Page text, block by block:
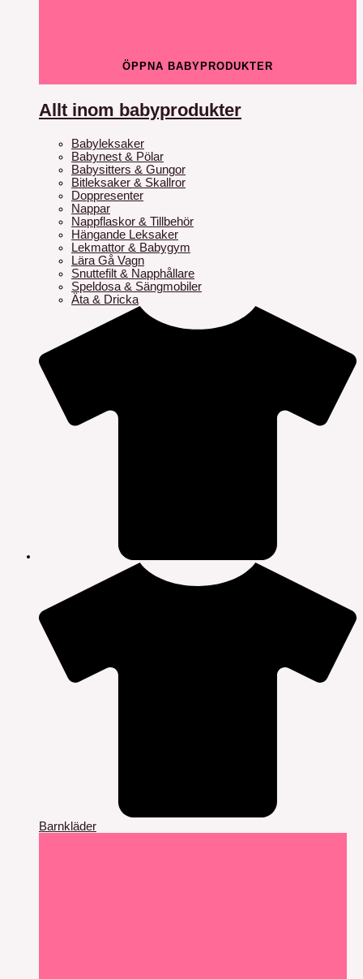
ÖPPNA BABYPRODUKTER
Allt inom babyprodukter
Babyleksaker
Babynest & Pölar
Babysitters & Gungor
Bitleksaker & Skallror
Doppresenter
Nappar
Nappflaskor & Tillbehör
Hängande Leksaker
Lekmattor & Babygym
Lära Gå Vagn
Snuttefilt & Napphållare
Speldosa & Sängmobiler
Äta & Dricka
Barnkläder